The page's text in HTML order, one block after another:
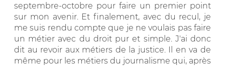
septembre-octobre pour faire un premier point
sur mon avenir. Et finalement, avec du recul, je
me suis rendu compte que je ne voulais pas faire
un métier avec du droit pur et simple. J'ai donc
dit au revoir aux métiers de la justice. Il en va de
même pour les métiers du journalisme qui, après